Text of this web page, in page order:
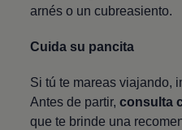
arnés o un cubreasiento.
Cuida su pancita
Si tú te mareas viajando,
Antes de partir,consulta
que te brinde una